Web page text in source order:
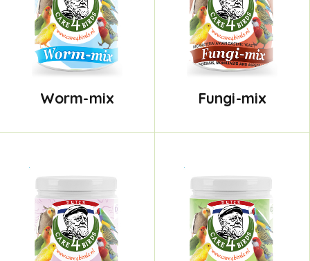
Worm-mix Fungi-mix